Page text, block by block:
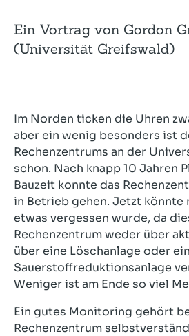
Ein Vortrag von Gordon
(Universität Greifswald)
Im Norden ticken die Uhren
aber ein wenig besonders ist
Rechenzentrums an der
schon. Nach knapp 10 Jahren
Bauzeit konnte das
in Betrieb gehen. Jetzt könnte
etwas vergessen wurde, da
Rechenzentrum weder über
über eine Löschanlage oder
Sauerstoffreduktionsanlage
Weniger ist am Ende so viel
Ein gutes Monitoring gehört
Rechenzentrum